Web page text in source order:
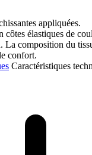
appliquées.
côtes élastiques de
La composition du
confort.
Caractéristiques